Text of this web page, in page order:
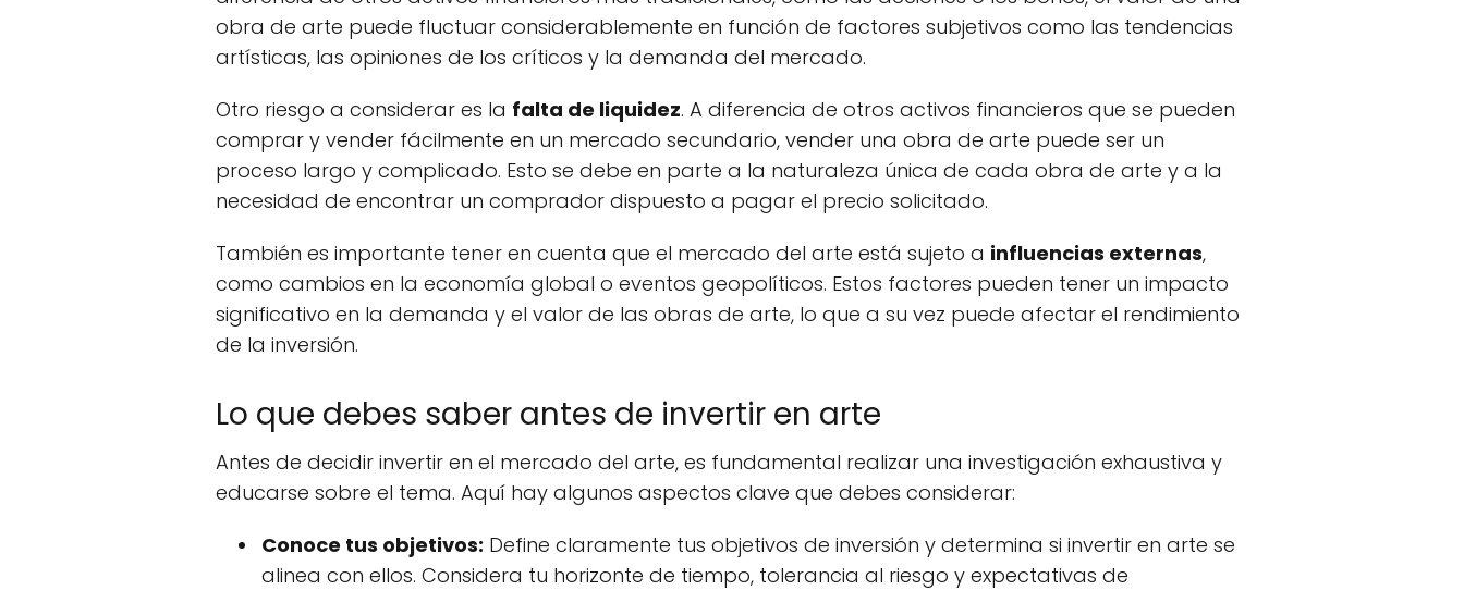
obra de arte puede fluctuar considerablemente en función de factores subjetivos como las tendencias
artísticas, las opiniones de los críticos y la demanda del mercado.
Otro riesgo a considerar es la falta de liquidez. A diferencia de otros activos financieros que se pueden
comprar y vender fácilmente en un mercado secundario, vender una obra de arte puede ser un
proceso largo y complicado. Esto se debe en parte a la naturaleza única de cada obra de arte y a la
necesidad de encontrar un comprador dispuesto a pagar el precio solicitado.
También es importante tener en cuenta que el mercado del arte está sujeto a influencias externas,
como cambios en la economía global o eventos geopolíticos. Estos factores pueden tener un impacto
significativo en la demanda y el valor de las obras de arte, lo que a su vez puede afectar el rendimiento
de la inversión.
Lo que debes saber antes de invertir en arte
Antes de decidir invertir en el mercado del arte, es fundamental realizar una investigación exhaustiva y
educarse sobre el tema. Aquí hay algunos aspectos clave que debes considerar:
Conoce tus objetivos: Define claramente tus objetivos de inversión y determina si invertir en arte se
alinea con ellos. Considera tu horizonte de tiempo, tolerancia al riesgo y expectativas de